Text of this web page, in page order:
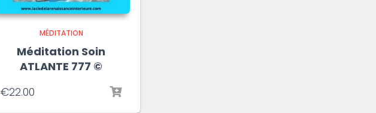
MÉDITATION
Méditation Soin
ATLANTE 777 ©️
€22.00